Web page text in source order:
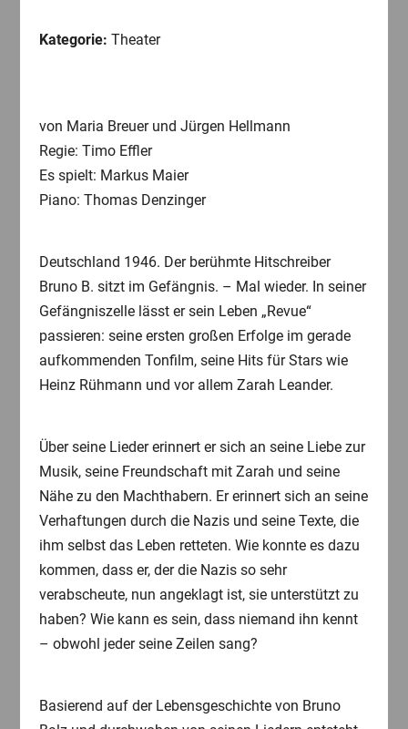
Kategorie: Theater
von Maria Breuer und Jürgen Hellmann
Regie: Timo Effler
Es spielt: Markus Maier
Piano: Thomas Denzinger
Deutschland 1946. Der berühmte Hitschreiber
Bruno B. sitzt im Gefängnis. – Mal wieder. In seiner
Gefängniszelle lässt er sein Leben „Revue“
passieren: seine ersten großen Erfolge im gerade
aufkommenden Tonfilm, seine Hits für Stars wie
Heinz Rühmann und vor allem Zarah Leander.
Über seine Lieder erinnert er sich an seine Liebe zur
Musik, seine Freundschaft mit Zarah und seine
Nähe zu den Machthabern. Er erinnert sich an seine
Verhaftungen durch die Nazis und seine Texte, die
ihm selbst das Leben retteten. Wie konnte es dazu
kommen, dass er, der die Nazis so sehr
verabscheute, nun angeklagt ist, sie unterstützt zu
haben? Wie kann es sein, dass niemand ihn kennt
– obwohl jeder seine Zeilen sang?
Basierend auf der Lebensgeschichte von Bruno